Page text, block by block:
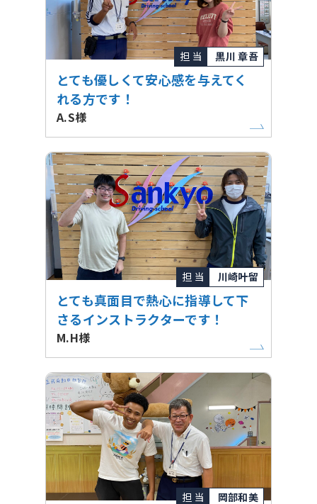
担 当 黒川 章吾
とても優しくて安心感を与えてく
れる方です！
A.S様
担 当 川崎叶留
とても真面目で熱心に指導して下
さるインストラクターです！
M.H様
担 当 岡部和美